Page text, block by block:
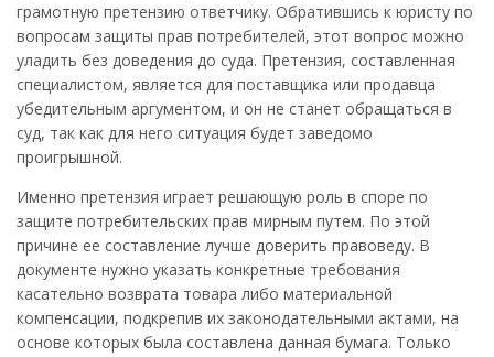
грамотную претензию ответчику. Обратившись к юристу по
вопросам защиты прав потребителей, этот вопрос можно
уладить без доведения до суда. Претензия, составленная
специалистом, является для поставщика или продавца
убедительным аргументом, и он не станет обращаться в
суд, так как для него ситуация будет заведомо
проигрышной.
Именно претензия играет решающую роль в споре по
защите потребительских прав мирным путем. По этой
причине ее составление лучше доверить правоведу. В
документе нужно указать конкретные требования
касательно возврата товара либо материальной
компенсации, подкрепив их законодательными актами, на
основе которых была составлена данная бумага. Только